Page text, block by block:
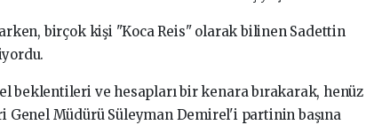
birçok kişi "Koca Reis" olarak bilinen Sadettin
beklentileri ve hesapları bir kenara bırakarak, henüz
Genel Müdürü Süleyman Demirel'i partinin başına